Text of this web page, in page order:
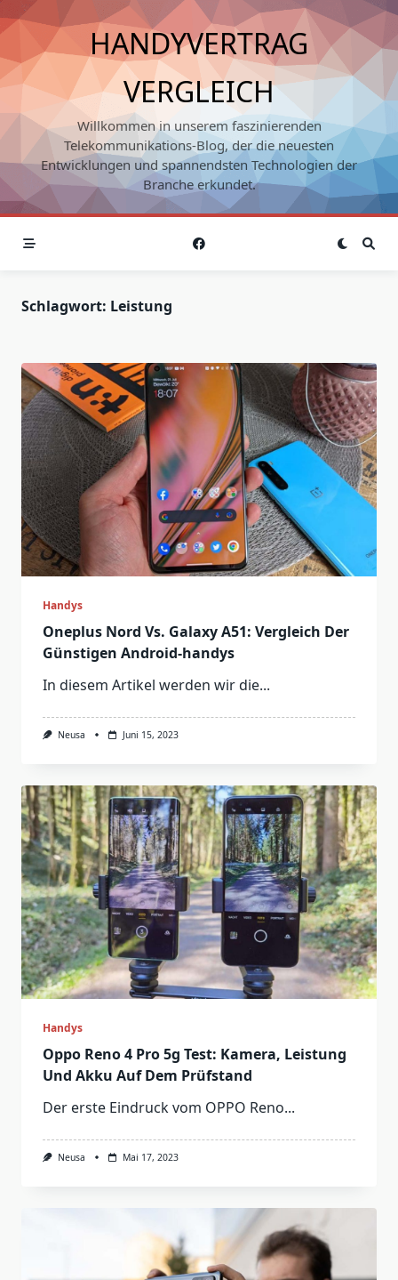
Skip
to
content
HANDYVERTRAG
VERGLEICH
Willkommen in unserem faszinierenden
Telekommunikations-Blog, der die neuesten
Entwicklungen und spannendsten Technologien der
Branche erkundet.
Schlagwort: Leistung
Handys
Oneplus Nord Vs. Galaxy A51: Vergleich Der
Günstigen Android-handys
In diesem Artikel werden wir die...
Neusa Juni 15, 2023
Handys
Oppo Reno 4 Pro 5g Test: Kamera, Leistung
Und Akku Auf Dem Prüfstand
Der erste Eindruck vom OPPO Reno...
Neusa Mai 17, 2023